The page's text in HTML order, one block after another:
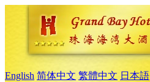
English 简体中文 繁體中文 日本語